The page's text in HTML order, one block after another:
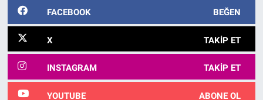
FACEBOOK BEĞEN
X TAKIP ET
INSTAGRAM TAKIP ET
YOUTUBE ABONE OL
Nedir
Popüler
Programlar